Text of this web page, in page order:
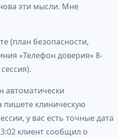
эти мысли. Мне
(план безопасности,
«Телефон доверия» 8-
автоматически
пишете клиническую
у вас есть точные дата
клиент сообщил о